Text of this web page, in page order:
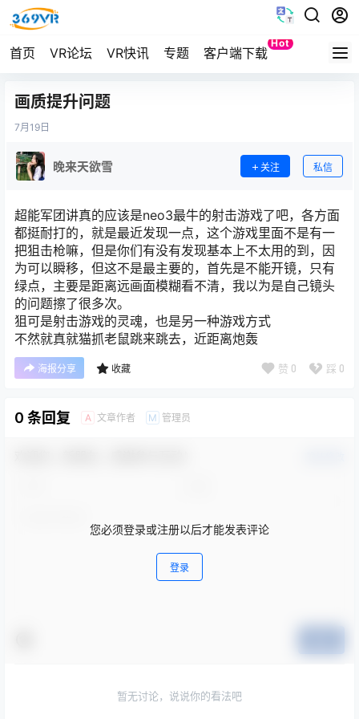
首页 VR论坛 VR快讯 专题 客户端下载
Hot
Quest
画质提升问题
7月 19日
晚来天欲雪 关注 私信
超能军团讲真的应该是neo3最牛的射击游戏了吧，各方面
都挺耐打的，就是最近发现一点，这个游戏里面不是有一
把狙击枪嘛，但是你们有没有发现基本上不太用的到，因
为可以瞬移，但这不是最主要的，首先是不能开镜，只有
绿点，主要是距离远画面模糊看不清，我以为是自己镜头
的问题擦了很多次。
狙可是射击游戏的灵魂，也是另一种游戏方式
不然就真就猫抓老鼠跳来跳去，近距离炮轰
海报分享 收藏 赞 0 踩 0
0 条回复 A 文章作者 M 管理员
您必须登录或注册以后才能发表评论
登录
暂无讨论，说说你的看法吧